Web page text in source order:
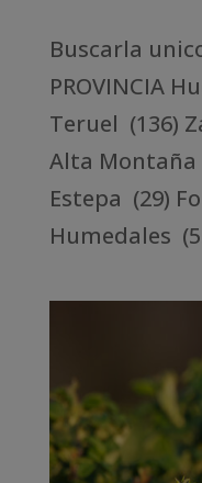
Buscarla
PROVINCIA
Teruel (136)
Alta Montaña
Estepa (29)
Humedales